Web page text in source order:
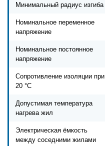
Минимальный радиус изгиба
Номинальное переменное
напряжение
Номинальное постоянное
напряжение
Сопротивление изоляции при
20 °С
Допустимая температура
нагрева жил
Электрическая ёмкость
между соседними жилами